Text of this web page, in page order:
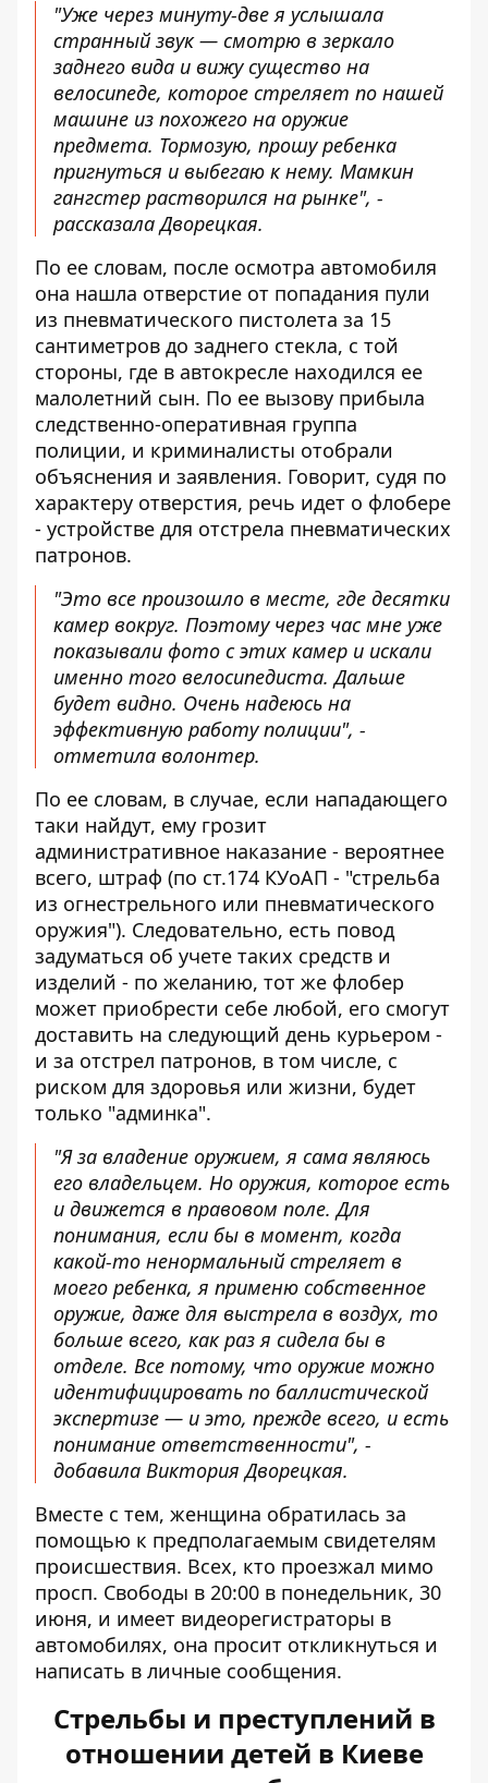
"Уже через минуту-две я услышала
странный звук — смотрю в зеркало
заднего вида и вижу существо на
велосипеде, которое стреляет по нашей
машине из похожего на оружие
предмета. Тормозую, прошу ребенка
пригнуться и выбегаю к нему. Мамкин
гангстер растворился на рынке", -
рассказала Дворецкая.
По ее словам, после осмотра автомобиля
она нашла отверстие от попадания пули
из пневматического пистолета за 15
сантиметров до заднего стекла, с той
стороны, где в автокресле находился ее
малолетний сын. По ее вызову прибыла
следственно-оперативная группа
полиции, и криминалисты отобрали
объяснения и заявления. Говорит, судя по
характеру отверстия, речь идет о флобере
- устройстве для отстрела пневматических
патронов.
"Это все произошло в месте, где десятки
камер вокруг. Поэтому через час мне уже
показывали фото с этих камер и искали
именно того велосипедиста. Дальше
будет видно. Очень надеюсь на
эффективную работу полиции", -
отметила волонтер.
По ее словам, в случае, если нападающего
таки найдут, ему грозит
административное наказание - вероятнее
всего, штраф (по ст.174 КУоАП - "стрельба
из огнестрельного или пневматического
оружия"). Следовательно, есть повод
задуматься об учете таких средств и
изделий - по желанию, тот же флобер
может приобрести себе любой, его смогут
доставить на следующий день курьером -
и за отстрел патронов, в том числе, с
риском для здоровья или жизни, будет
только "админка".
"Я за владение оружием, я сама являюсь
его владельцем. Но оружия, которое есть
и движется в правовом поле. Для
понимания, если бы в момент, когда
какой-то ненормальный стреляет в
моего ребенка, я применю собственное
оружие, даже для выстрела в воздух, то
больше всего, как раз я сидела бы в
отделе. Все потому, что оружие можно
идентифицировать по баллистической
экспертизе — и это, прежде всего, и есть
понимание ответственности", -
добавила Виктория Дворецкая.
Вместе с тем, женщина обратилась за
помощью к предполагаемым свидетелям
происшествия. Всех, кто проезжал мимо
просп. Свободы в 20:00 в понедельник, 30
июня, и имеет видеорегистраторы в
автомобилях, она просит откликнуться и
написать в личные сообщения.
Стрельбы и преступлений в
отношении детей в Киеве